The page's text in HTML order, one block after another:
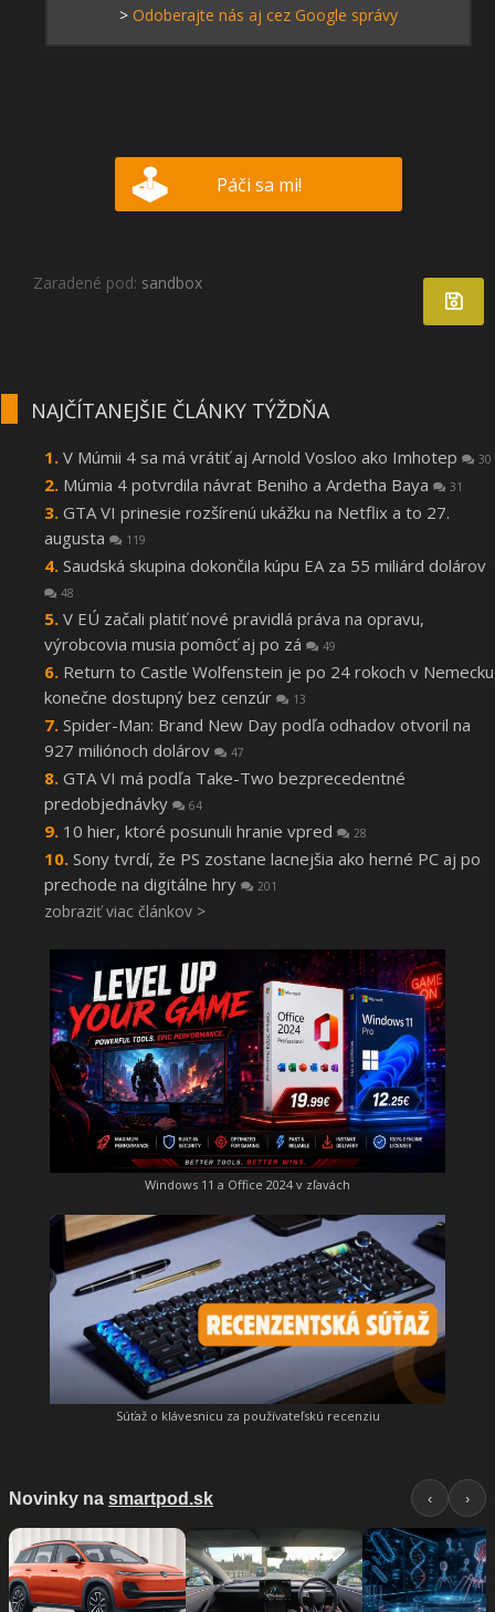
> Odoberajte nás aj cez Google správy
Páči sa mi!
Zaradené pod: sandbox
NAJČÍTANEJŠIE ČLÁNKY TÝŽDŇA
V Múmii 4 sa má vrátiť aj Arnold Vosloo ako Imhotep 30
Múmia 4 potvrdila návrat Beniho a Ardetha Baya 31
GTA VI prinesie rozšírenú ukážku na Netflix a to 27.
augusta
119
Saudská skupina dokončila kúpu EA za 55 miliárd dolárov
48
V EÚ začali platiť nové pravidlá práva na opravu,
výrobcovia musia pomôcť aj po zá
49
Return to Castle Wolfenstein je po 24 rokoch v Nemecku
konečne dostupný bez cenzúr
13
Spider-Man: Brand New Day podľa odhadov otvoril na
927 miliónoch dolárov
47
GTA VI má podľa Take-Two bezprecedentné
predobjednávky
64
10 hier, ktoré posunuli hranie vpred 28
Sony tvrdí, že PS zostane lacnejšia ako herné PC aj po
prechode na digitálne hry
201
zobraziť viac článkov >
Windows 11 a Office 2024 v zľavách
Súťaž o klávesnicu za používateľskú recenziu